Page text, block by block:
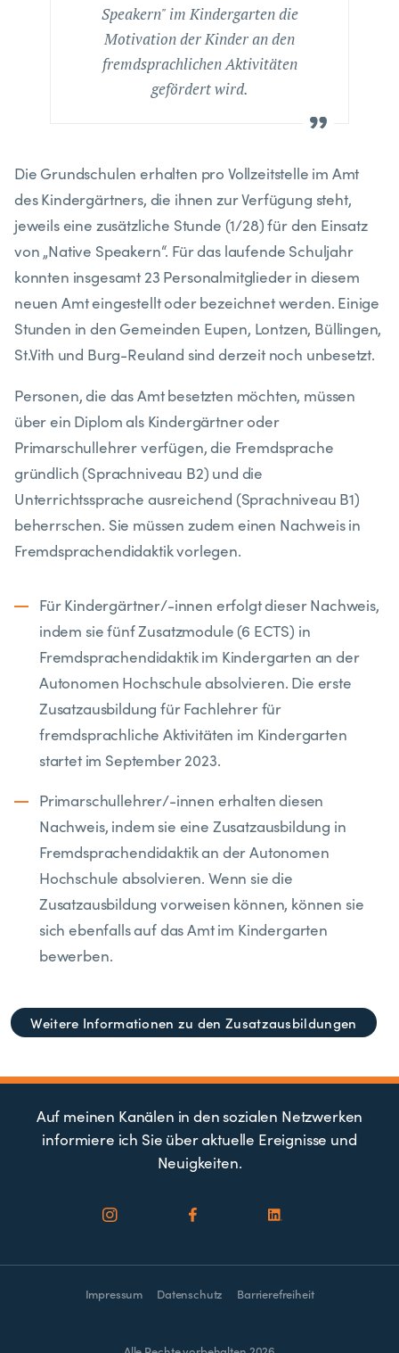
Speakern" im Kindergarten die
Motivation der Kinder an den
fremdsprachlichen Aktivitäten
gefördert wird.
Die Grundschulen erhalten pro Vollzeitstelle im Amt
des Kindergärtners, die ihnen zur Verfügung steht,
jeweils eine zusätzliche Stunde (1/28) für den Einsatz
von „Native Speakern“. Für das laufende Schuljahr
konnten insgesamt 23 Personalmitglieder in diesem
neuen Amt eingestellt oder bezeichnet werden. Einige
Stunden in den Gemeinden Eupen, Lontzen, Büllingen,
St.Vith und Burg-Reuland sind derzeit noch unbesetzt.
Personen, die das Amt besetzten möchten, müssen
über ein Diplom als Kindergärtner oder
Primarschullehrer verfügen, die Fremdsprache
gründlich (Sprachniveau B2) und die
Unterrichtssprache ausreichend (Sprachniveau B1)
beherrschen. Sie müssen zudem einen Nachweis in
Fremdsprachendidaktik vorlegen.
Für Kindergärtner/-innen erfolgt dieser Nachweis,
indem sie fünf Zusatzmodule (6 ECTS) in
Fremdsprachendidaktik im Kindergarten an der
Autonomen Hochschule absolvieren. Die erste
Zusatzausbildung für Fachlehrer für
fremdsprachliche Aktivitäten im Kindergarten
startet im September 2023.
Primarschullehrer/-innen erhalten diesen
Nachweis, indem sie eine Zusatzausbildung in
Fremdsprachendidaktik an der Autonomen
Hochschule absolvieren. Wenn sie die
Zusatzausbildung vorweisen können, können sie
sich ebenfalls auf das Amt im Kindergarten
bewerben.
Weitere Informationen zu den Zusatzausbildungen
Auf meinen Kanälen in den sozialen Netzwerken
informiere ich Sie über aktuelle Ereignisse und
Neuigkeiten.
Impressum Datenschutz Barrierefreiheit